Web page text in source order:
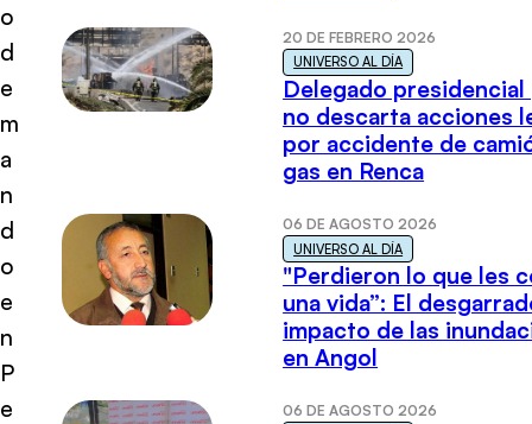
o
d
e
m
a
n
d
o
e
n
P
e
20 DE FEBRERO 2026
UNIVERSO AL DÍA
Delegado presidencial
no descarta acciones
por accidente de
gas en Renca
06 DE AGOSTO 2026
UNIVERSO AL DÍA
"Perdieron lo que les
una vida”: El
impacto de las
en Angol
06 DE AGOSTO 2026